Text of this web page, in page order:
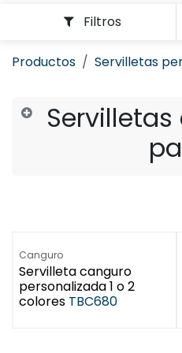
Filtros
Productos Servilletas
Canguro
Servilleta canguro
personalizada 1 o 2
colores TBC680